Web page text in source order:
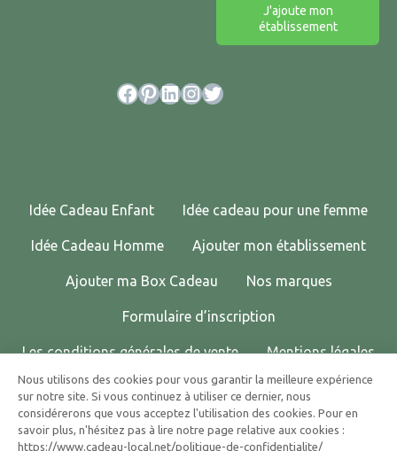
J'ajoute mon
établissement
Facebook Pinterest LinkedIn InstagramTwitter
Idée Cadeau Enfant Idée cadeau pour une femme
Idée Cadeau Homme Ajouter mon établissement
Ajouter ma Box Cadeau Nos marques
Formulaire d’inscription
Les conditions générales de vente Mentions légales
Politique de confidentialité Contactez-nous !
© 2025 CADEAU LOCAL TOUS DROITS RÉSERVÉS.
Nous utilisons des cookies pour vous garantir la meilleure expérience
sur notre site. Si vous continuez à utiliser ce dernier, nous
considérerons que vous acceptez l'utilisation des cookies. Pour en
savoir plus, n'hésitez pas à lire notre page relative aux cookies :
https://www.cadeau-local.net/politique-de-confidentialite/